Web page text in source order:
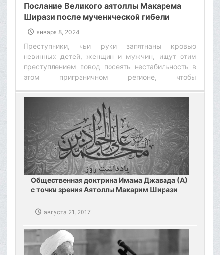
Послание Великого аятоллы Макарема
Ширази после мученической гибели
группы соотечественников в результате
теракта в Кермане
января 8, 2024
Преступники, чьи руки запятнаны кровью
невинных детей, женщин и мужчин, ищут этим
преступлением повод посеять нестабильность в
этом приграничном регионе, чтобы
Общественная доктрина Имама Джавада (А)
с точки зрения Аятоллы Макарим Ширази
августа 21, 2017